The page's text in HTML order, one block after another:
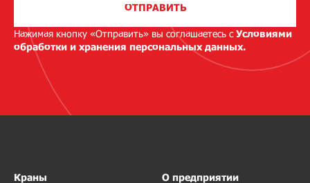
ОТПРАВИТЬ
Нажимая кнопку «Отправить» вы соглашаетесь сУсловиями
обработки и хранения персональных данных.
Краны О предприятии